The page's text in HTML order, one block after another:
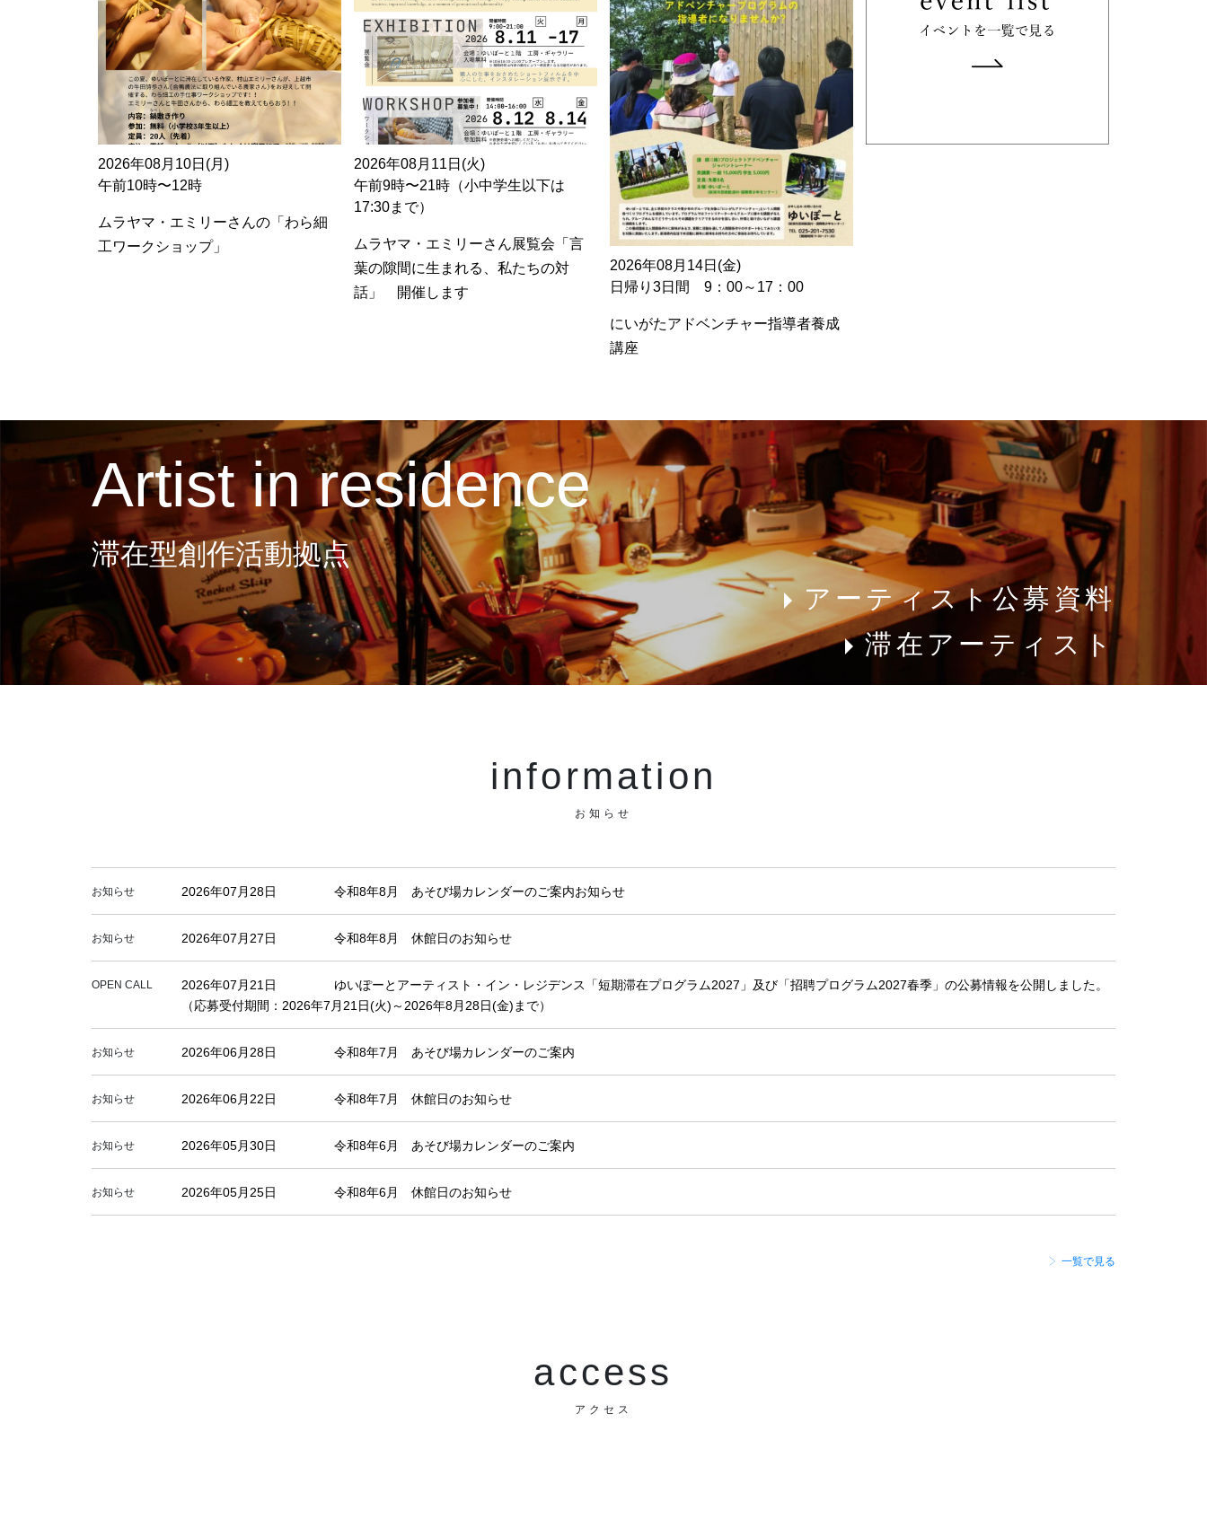
2026年08月10日(月)
午前10時〜12時
ムラヤマ・エミリーさんの「わら細
工ワークショップ」
2026年08月11日(火)
午前9時〜21時（小中学生以下は
17:30まで）
ムラヤマ・エミリーさん展覧会「言
葉の隙間に生まれる、私たちの対
話」 開催します
2026年08月14日(金)
日帰り3日間 9：00～17：00
にいがたアドベンチャー指導者養成
講座
Artist in residence
滞在型創作活動拠点
アーティスト公募資料
滞在アーティスト
information
お知らせ
お知らせ 2026年07月28日 令和8年8月 あそび場カレンダーのご案内お知らせ
お知らせ 2026年07月27日 令和8年8月 休館日のお知らせ
OPEN CALL 2026年07月21日
ゆいぽーとアーティスト・イン・レジデンス「短期滞在プログラム2027」及び「招聘プログラム2027春季」の公募情報を公開しました。
（応募受付期間：2026年7月21日(火)～2026年8月28日(金)まで）
お知らせ 2026年06月28日 令和8年7月 あそび場カレンダーのご案内
お知らせ 2026年06月22日 令和8年7月 休館日のお知らせ
お知らせ 2026年05月30日 令和8年6月 あそび場カレンダーのご案内
お知らせ 2026年05月25日 令和8年6月 休館日のお知らせ
一覧で見る
access
アクセス